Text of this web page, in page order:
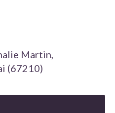
Martin,
(67210)